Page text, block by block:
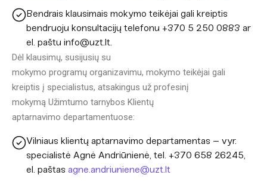
Bendrais klausimais mokymo teikėjai gali kreiptis
bendruoju konsultacijų telefonu +370 5 250 0883 ar
el. paštu info@uzt.lt.
Dėl klausimų, susijusių su
mokymo programų organizavimu, mokymo teikėjai gali
kreiptis į specialistus, atsakingus už profesinį
mokymą Užimtumo tarnybos Klientų
aptarnavimo departamentuose:
Vilniaus klientų aptarnavimo departamentas – vyr.
specialistė Agnė Andriūnienė, tel. +370 658 26245,
el. paštas agne.andriuniene@uzt.lt